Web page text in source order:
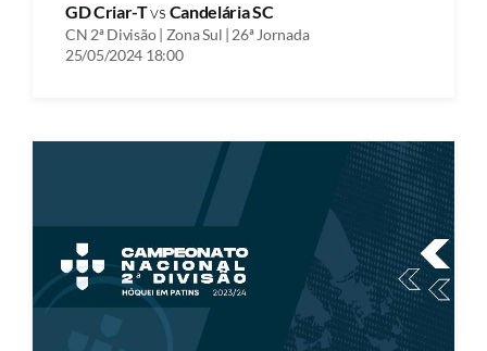
GD Criar-Tvs Candelária SC
CN 2ª Divisão | Zona Sul | 26ª Jornada
25/05/2024 18:00